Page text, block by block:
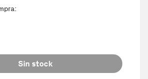
Sin stock